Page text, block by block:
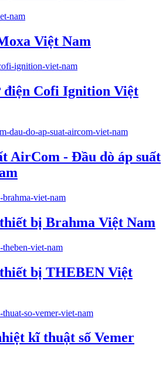
Việt Nam
điện Cofi Ignition Việt
AirCom - Đầu dò áp suất
bị Brahma Việt Nam
bị THEBEN Việt
kĩ thuật số Vemer